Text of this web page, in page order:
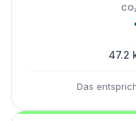
47.2
Das